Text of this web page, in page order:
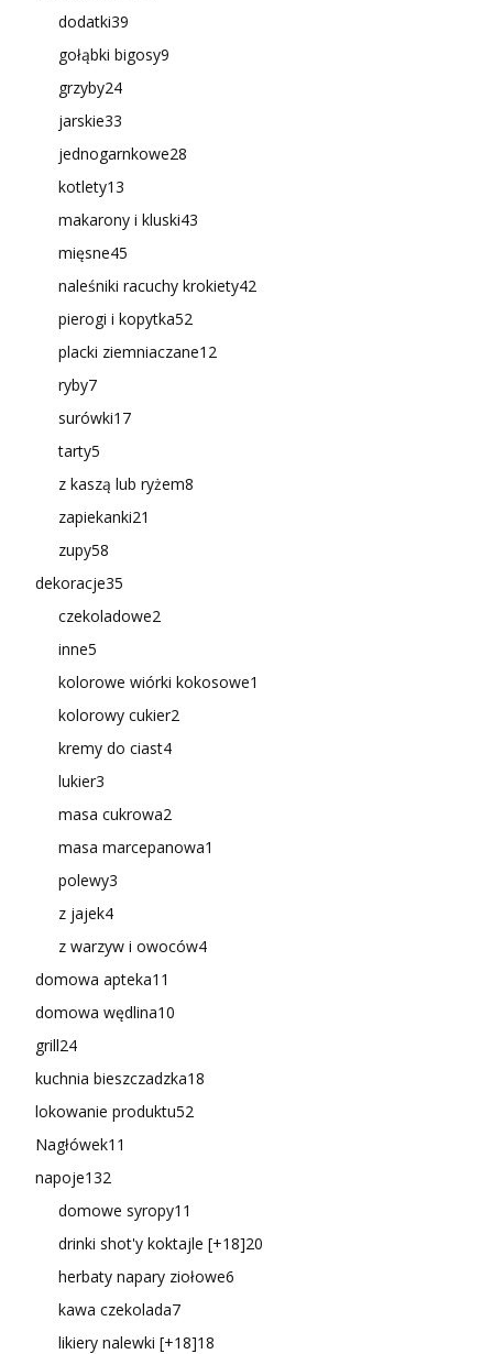
dodatki39
gołąbki bigosy9
grzyby24
jarskie33
jednogarnkowe28
kotlety13
makarony i kluski43
mięsne45
naleśniki racuchy krokiety42
pierogi i kopytka52
placki ziemniaczane12
ryby7
surówki17
tarty5
z kaszą lub ryżem8
zapiekanki21
zupy58
dekoracje35
czekoladowe2
inne5
kolorowe wiórki kokosowe1
kolorowy cukier2
kremy do ciast4
lukier3
masa cukrowa2
masa marcepanowa1
polewy3
z jajek4
z warzyw i owoców4
domowa apteka11
domowa wędlina10
grill24
kuchnia bieszczadzka18
lokowanie produktu52
Nagłówek11
napoje132
domowe syropy11
drinki shot'y koktajle [+18]20
herbaty napary ziołowe6
kawa czekolada7
likiery nalewki [+18]18